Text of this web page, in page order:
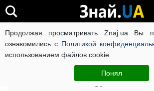
Продолжая просматривать Znaj.ua Вы
ознакомились с Политикой
использованием файлов cookie.
Понял
ВОЙНА РОССИИ ПРОТИВ УКРАИНЫ
На Аляске нашли крупные